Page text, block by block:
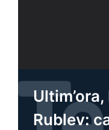
Rublev: